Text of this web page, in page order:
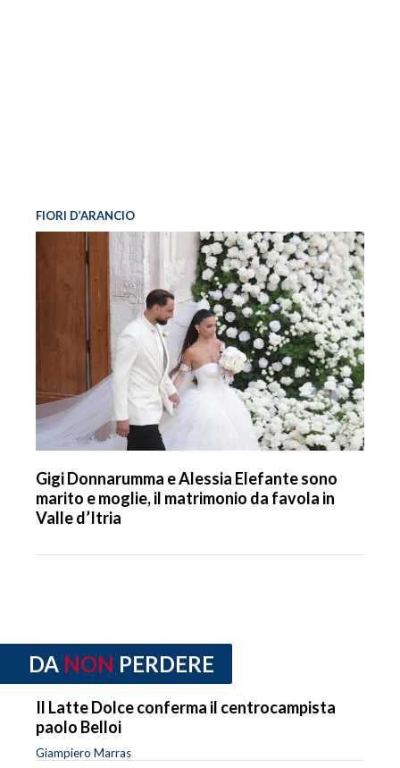
FIORI D’ARANCIO
Gigi Donnarumma e Alessia Elefante sono
marito e moglie, il matrimonio da favola in
Valle d’Itria
DA NON PERDERE
Il Latte Dolce conferma il centrocampista
paolo Belloi
Giampiero Marras